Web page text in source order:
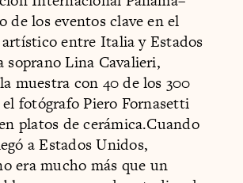
de los eventos clave en el
entre Italia y Estados
soprano Lina Cavalieri,
muestra con 40 de los 300
fotógrafo Piero Fornasetti
platos de cerámica.Cuando
a Estados Unidos,
era mucho más que un